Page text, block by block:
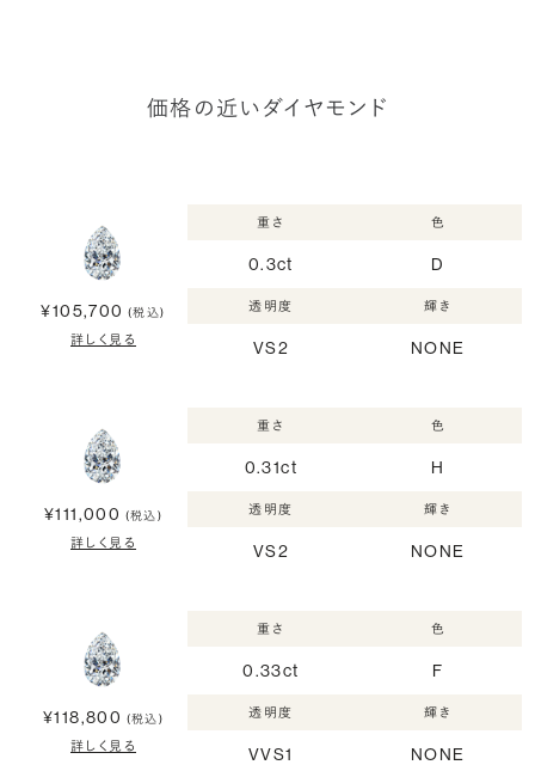
価格の近いダイヤモンド
¥105,700 (税込)
詳しく見る
重さ
0.3ct
色
D
透明度
VS2
輝き
NONE
¥111,000 (税込)
詳しく見る
重さ
0.31ct
色
H
透明度
VS2
輝き
NONE
¥118,800 (税込)
詳しく見る
重さ
0.33ct
色
F
透明度
VVS1
輝き
NONE